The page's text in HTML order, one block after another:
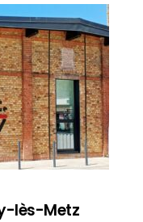
lès-Metz